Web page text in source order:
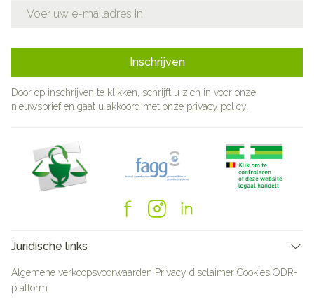
Inschrijven
Door op inschrijven te klikken, schrijft u zich in voor onze
nieuwsbrief en gaat u akkoord met onze privacy policy
Juridische links
Algemene verkoopsvoorwaarden Privacy disclaimer Cookies ODR-
platform